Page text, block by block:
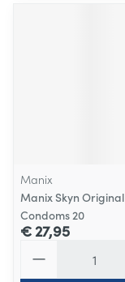
Manix
Manix Skyn Original
Condoms 20
€ 27,95